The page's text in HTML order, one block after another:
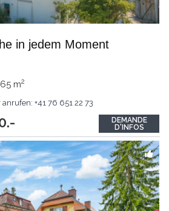
in jedem Moment
m2
+41 76 651 22 73
DEMANDE
D'INFOS